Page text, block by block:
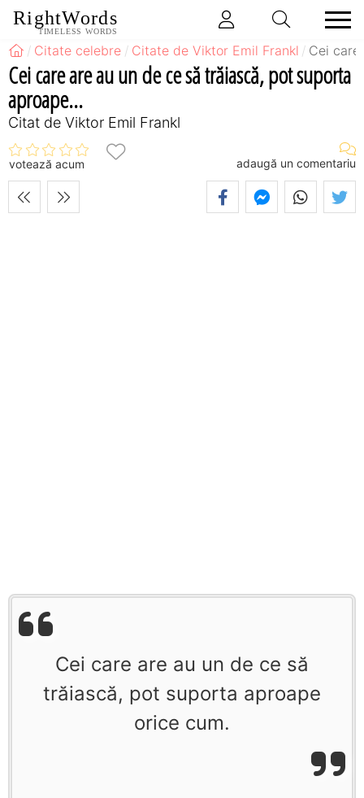
RightWords
TIMELESS WORDS
Citate celebre Citate de Viktor Emil Frankl Cei
Cei care are au un de ce să trăiască, pot suporta
aproape...
Citat de Viktor Emil Frankl
votează acum adaugă un comentariu
Cei care are au un de ce să
trăiască, pot suporta aproape
orice cum.